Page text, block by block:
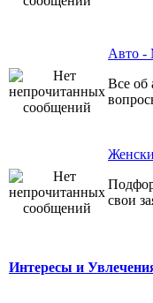
Авто -
Все об
свои
Интересы и